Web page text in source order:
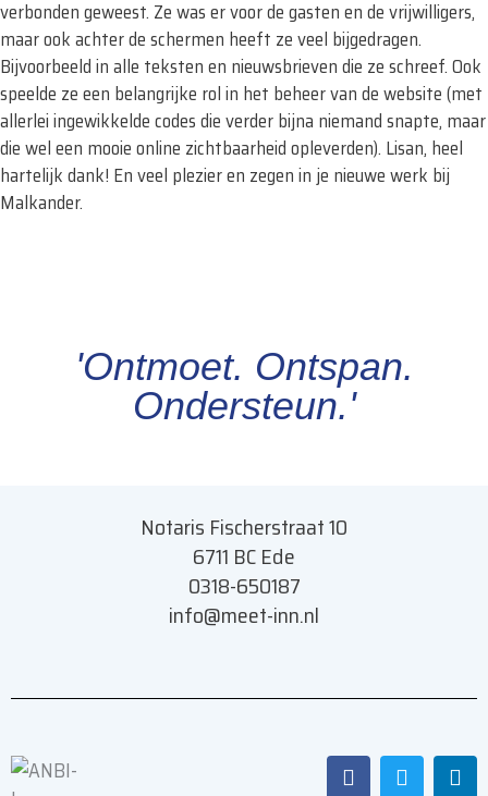
verbonden geweest. Ze was er voor de gasten en de vrijwilligers,
maar ook achter de schermen heeft ze veel bijgedragen.
Bijvoorbeeld in alle teksten en nieuwsbrieven die ze schreef. Ook
speelde ze een belangrijke rol in het beheer van de website (met
allerlei ingewikkelde codes die verder bijna niemand snapte, maar
die wel een mooie online zichtbaarheid opleverden). Lisan, heel
hartelijk dank! En veel plezier en zegen in je nieuwe werk bij
Malkander.
'Ontmoet. Ontspan.
Ondersteun.'
Notaris Fischerstraat 10
6711 BC Ede
0318-650187
info@meet-inn.nl
F
a
T
w
L
i